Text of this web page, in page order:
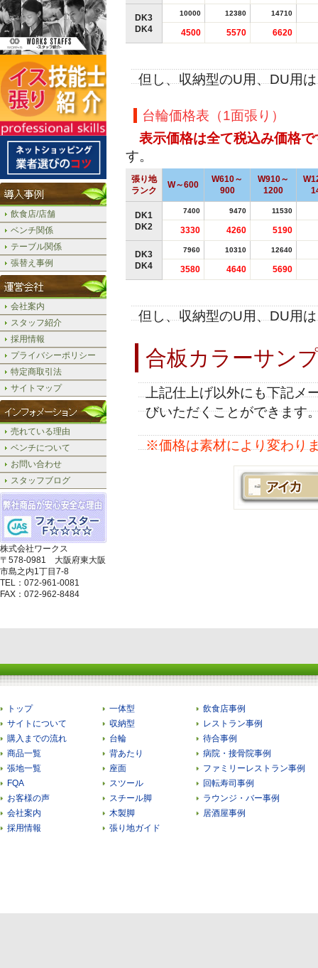
DK3
DK4
10000 12380 14710
4500 5570 6620
但し、収納型のU用、DU用
台輪価格表（1面張り）
表示価格は全て税込み価格で
す。
張り地
ランク
W～600
W610～
900
W910～
1200
DK1
DK2
7400 9470 11530
3330 4260 5190
DK3
DK4
7960 10310 12640
3580 4640 5690
但し、収納型のU用、DU用
合板カラーサン
上記仕上げ以外にも下記メ
びいただくことができます
※価格は素材により変わり
飲食店/店舗
ベンチ関係
テーブル関係
張替え事例
会社案内
スタッフ紹介
採用情報
プライバシーポリシー
特定商取引法
サイトマップ
売れている理由
ベンチについて
お問い合わせ
スタッフブログ
株式会社ワークス
〒578-0981 大阪府東大阪
市島之内1丁目7-8
TEL：072-961-0081
FAX：072-962-8484
トップ
サイトについて
購入までの流れ
商品一覧
張地一覧
FQA
お客様の声
会社案内
採用情報
一体型
収納型
台輪
背あたり
座面
スツール
スチール脚
木製脚
張り地ガイド
飲食店事例
レストラン事例
待合事例
病院・接骨院事例
ファミリーレストラン事例
回転寿司事例
ラウンジ・バー事例
居酒屋事例